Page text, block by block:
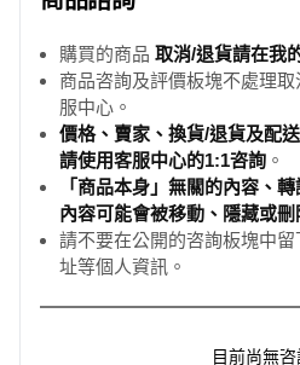
購買的商品 取消/退貨請在我
商品咨詢及評價板塊不處理
服中心。
價格、賣家、換貨/退貨及配
請使用客服中心的1:1咨詢 。
「商品本身」無關的內容、
內容可能會被移動、隱藏或刪
請不要在公開的咨詢板塊中
址等個人資訊。
目前尚無咨